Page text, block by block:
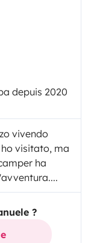
depuis 2020
vivendo
ho visitato, ma
ha
?